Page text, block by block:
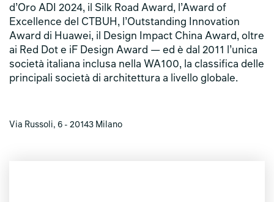
d’Oro ADI 2024, il Silk Road Award, l’Award of
Excellence del CTBUH, l’Outstanding Innovation
Award di Huawei, il Design Impact China Award, oltre
ai Red Dot e iF Design Award — ed è dal 2011 l’unica
società italiana inclusa nella WA100, la classifica delle
principali società di architettura a livello globale.
Via Russoli, 6 - 20143 Milano